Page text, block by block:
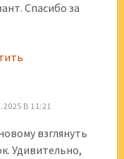
Спасибо за
В 11:21
взглянуть
Удивительно,